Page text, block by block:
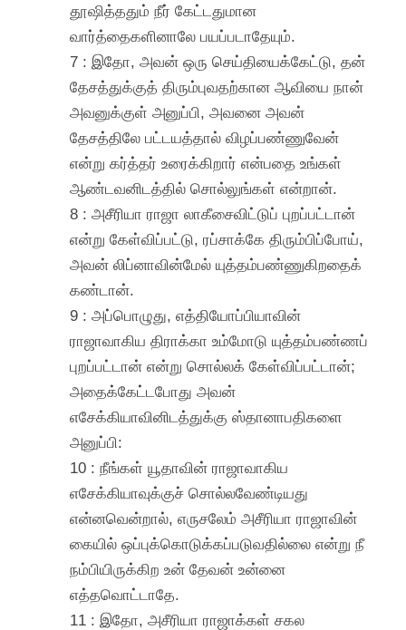
தூஷித்ததும் நீர் கேட்டதுமான
வார்த்தைகளினாலே பயப்படாதேயும்.
7 : இதோ, அவன் ஒரு செய்தியைக்கேட்டு, தன்
தேசத்துக்குத் திரும்புவதற்கான ஆவியை நான்
அவனுக்குள் அனுப்பி, அவனை அவன்
தேசத்திலே பட்டயத்தால் விழப்பண்ணுவேன்
என்று கர்த்தர் உரைக்கிறார் என்பதை உங்கள்
ஆண்டவனிடத்தில் சொல்லுங்கள் என்றான்.
8 : அசீரியா ராஜா லாகீசைவிட்டுப் புறப்பட்டான்
என்று கேள்விப்பட்டு, ரப்சாக்கே திரும்பிப்போய்,
அவன் லிப்னாவின்மேல் யுத்தம்பண்ணுகிறதைக்
கண்டான்.
9 : அப்பொழுது, எத்தியோப்பியாவின்
ராஜாவாகிய திராக்கா உம்மோடு யுத்தம்பண்ணப்
புறப்பட்டான் என்று சொல்லக் கேள்விப்பட்டான்;
அதைக்கேட்டபோது அவன்
எசேக்கியாவினிடத்துக்கு ஸ்தானாபதிகளை
அனுப்பி:
10 : நீங்கள் யூதாவின் ராஜாவாகிய
எசேக்கியாவுக்குச் சொல்லவேண்டியது
என்னவென்றால், எருசலேம் அசீரியா ராஜாவின்
கையில் ஒப்புக்கொடுக்கப்படுவதில்லை என்று நீ
நம்பியிருக்கிற உன் தேவன் உன்னை
எத்தவொட்டாதே.
11 : இதோ, அசீரியா ராஜாக்கள் சகல